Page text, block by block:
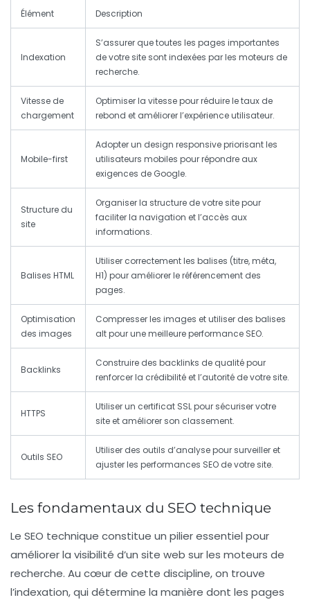
Élément Description
Indexation
S’assurer que toutes les pages importantes
de votre site sont indexées par les moteurs de
recherche.
Vitesse de
chargement
Optimiser la vitesse pour réduire le taux de
rebond et améliorer l’expérience utilisateur.
Mobile-first
Adopter un design responsive priorisant les
utilisateurs mobiles pour répondre aux
exigences de Google.
Structure du
site
Organiser la structure de votre site pour
faciliter la navigation et l’accès aux
informations.
Balises HTML
Utiliser correctement les balises (titre, méta,
H1) pour améliorer le référencement des
pages.
Optimisation
des images
Compresser les images et utiliser des balises
alt pour une meilleure performance SEO.
Backlinks
Construire des backlinks de qualité pour
renforcer la crédibilité et l’autorité de votre site.
HTTPS
Utiliser un certificat SSL pour sécuriser votre
site et améliorer son classement.
Outils SEO
Utiliser des outils d’analyse pour surveiller et
ajuster les performances SEO de votre site.
Les fondamentaux du SEO technique
Le SEO technique constitue un pilier essentiel pour
améliorer la visibilité d’un site web sur les moteurs de
recherche. Au cœur de cette discipline, on trouve
l’indexation, qui détermine la manière dont les pages